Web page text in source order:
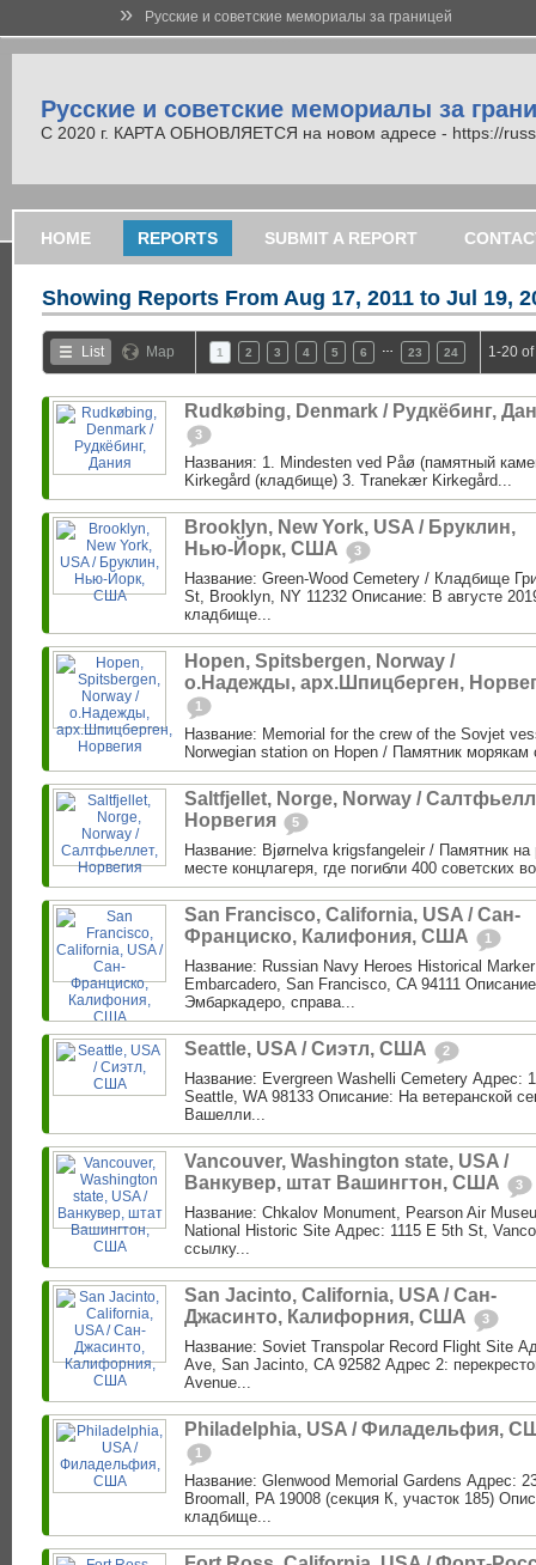
» Русские и советские мемориалы за границей
Русские и советские мемориалы за
С 2020 г. КАРТА ОБНОВЛЯЕТСЯ на новом адресе - https://
HOME REPORTS SUBMIT A REPORT
Showing Reports From Aug 17, 2011 to Jul 19,
List Map 1 2 3 4 5 6 23 24 1-20
Rudkøbing, Denmark / Рудкёбинг,
3
Названия: 1. Mindesten ved Påø (памятный
Kirkegård (кладбище) 3. Tranekær Kirkegård...
Brooklyn, New York, USA / Бруклин,
Нью-Йорк, США
3
Название: Green-Wood Cemetery / Кладбище
St, Brooklyn, NY 11232 Описание: В августе
кладбище...
Hopen, Spitsbergen, Norway /
о.Надежды, арх.Шпицберген,
1
Название: Memorial for the crew of the Sovjet
Norwegian station on Hopen / Памятник морякам
Saltfjellet, Norge, Norway /
Норвегия
5
Название: Bjørnelva krigsfangeleir / Памятник на
месте концлагеря, где погибли 400 советских
San Francisco, California, USA / Сан-
Франциско, Калифония, США
1
Название: Russian Navy Heroes Historical
Embarcadero, San Francisco, CA 94111
Эмбаркадеро, справа...
Seattle, USA / Сиэтл, США 2
Название: Evergreen Washelli Cemetery Адрес:
Seattle, WA 98133 Описание: На ветеранской
Вашелли...
Vancouver, Washington state, USA /
Ванкувер, штат Вашингтон, США
3
Название: Chkalov Monument, Pearson Air
National Historic Site Адрес: 1115 E 5th St,
ссылку...
San Jacinto, California, USA / Сан-
Джасинто, Калифорния, США
3
Название: Soviet Transpolar Record Flight Site
Ave, San Jacinto, CA 92582 Адрес 2:
Avenue...
Philadelphia, USA / Филадельфия,
1
Название: Glenwood Memorial Gardens Адрес:
Broomall, PA 19008 (секция К, участок 185)
кладбище...